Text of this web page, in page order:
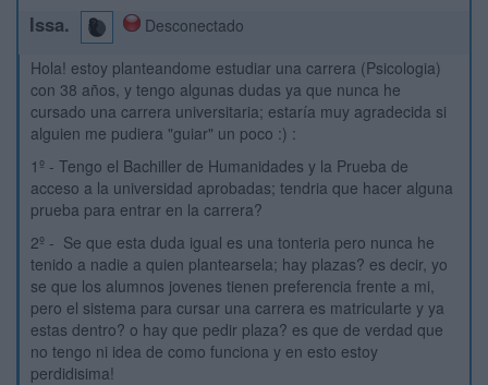
Issa.
Desconectado
Hola! estoy planteandome estudiar una carrera (Psicologia)
con 38 años, y tengo algunas dudas ya que nunca he
cursado una carrera universitaria; estaría muy agradecida si
alguien me pudiera "guiar" un poco :) :
1º - Tengo el Bachiller de Humanidades y la Prueba de
acceso a la universidad aprobadas; tendria que hacer alguna
prueba para entrar en la carrera?
2º - Se que esta duda igual es una tonteria pero nunca he
tenido a nadie a quien plantearsela; hay plazas? es decir, yo
se que los alumnos jovenes tienen preferencia frente a mi,
pero el sistema para cursar una carrera es matricularte y ya
estas dentro? o hay que pedir plaza? es que de verdad que
no tengo ni idea de como funciona y en esto estoy
perdidisima!